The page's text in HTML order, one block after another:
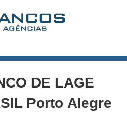
DE LAGE
Porto Alegre